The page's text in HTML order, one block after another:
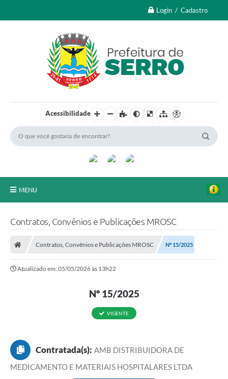
Login / Cadastro
Acessibilidade
MENU
Processo Seletivo/Concurso Público
Taxas de Inscrição/Guia de Arrecadação / Tributos
Plano Diretor Participativo de Serro/MG
Planejamento e Orçamento Público: PPA - LOA -
LDO
Licitações
Contratos, Convênios e Publicações MROSC
Contratos, Convênios e Publicações MROSC Nº 15/2025
Atualizado em: 05/05/2026 às 13h22
Nº 15/2025
VIGENTE
Contratada(s): AMB DISTRIBUIDORA DE
MEDICAMENTO E MATERIAIS HOSPITALARES LTDA